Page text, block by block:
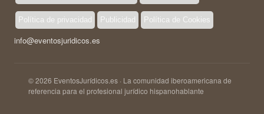
Política de privacidad Publicidad Política de Cookies
info@eventosjuridicos.es
© 2026 EventosJurídicos.es · La comunidad iberoamericana de
referencia para el profesional jurídico hispanohablante